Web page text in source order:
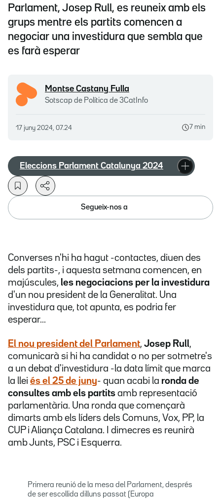
Parlament, Josep Rull, es reuneix amb els
grups mentre els partits comencen a
negociar una investidura que sembla que
es farà esperar
Montse Castany Fulla
Sotscap de Política de 3CatInfo
17 juny 2024, 07.24 7 min
Eleccions Parlament Catalunya 2024
Segueix-nos a
Converses n'hi ha hagut -contactes, diuen des
dels partits-, i aquesta setmana comencen, en
majúscules, les negociacions per la investidura
d'un nou president de la Generalitat. Una
investidura que, tot apunta, es podria fer
esperar...
El nou president del Parlament, Josep Rull,
comunicarà si hi ha candidat o no per sotmetre's
a un debat d'investidura -la data límit que marca
la llei és el 25 de juny- quan acabi la ronda de
consultes amb els partits amb representació
parlamentària. Una ronda que començarà
dimarts amb els líders dels Comuns, Vox, PP, la
CUP i Aliança Catalana. I dimecres es reunirà
amb Junts, PSC i Esquerra.
Primera reunió de la mesa del Parlament, després
de ser escollida dilluns passat (Europa